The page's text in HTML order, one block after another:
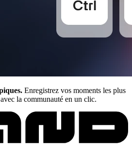
Enregistrez vos moments les plus
la communauté en un clic.